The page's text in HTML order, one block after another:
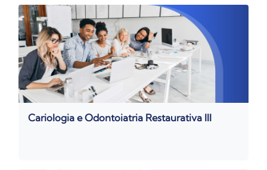
Cariologia e Odontoiatria Restaurativa III